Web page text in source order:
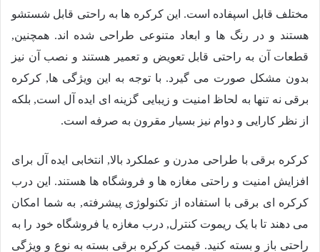
مختلف قابل اسپفاده است. این کرکره ها به راحتی قابل شستشو
هستند و در رنگ ها و ابعاد متنوعی طراحی شده اند. همچنین,
قطعات آن به راحتی قابل تعویض و تعمیر هستند و نصب آن نیز
بدون مشکل صورت می گیرد. با توجه به این ویژگی ها, کرکره
برقی نه تنها به لحاظ امنیت و زیبایی گزینه ای ایده آل است, بلکه
از نظر کارایی و دوام نیز بسیار مقرون به صرفه است.
کرکره برقی با طراحی مدرن و عملکرد بالا, انتخابی ایده آل برای
افزایش امنیت و راحتی مغازه ها و فروشگاه ها هستند. این درب
کرکره ای برقی با استفاده از تکنولوژی پیشرفته, به شما امکان
می دهند تا با یک ریموت کنترل, درب مغازه یا فروشگاه خود را به
راحتی باز و بسته کنید. قیمت کرکره برقی بسته به نوع و ویژگی